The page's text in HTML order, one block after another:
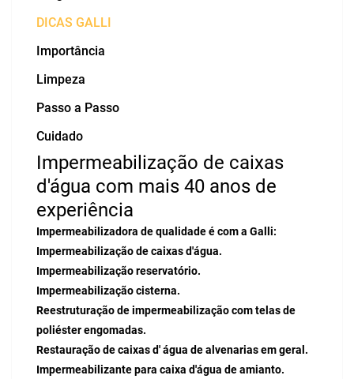
DICAS GALLI
Importância
Limpeza
Passo a Passo
Cuidado
Impermeabilização de caixas
d'água com mais 40 anos de
experiência
Impermeabilizadora de qualidade é com a Galli:
Impermeabilização de caixas d'água.
Impermeabilização reservatório.
Impermeabilização cisterna.
Reestruturação de impermeabilização com telas de
poliéster engomadas.
Restauração de caixas d' água de alvenarias em geral.
Impermeabilizante para caixa d'água de amianto.